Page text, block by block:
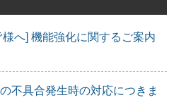
へ] 機能強化に関するご案内
不具合発生時の対応につきま